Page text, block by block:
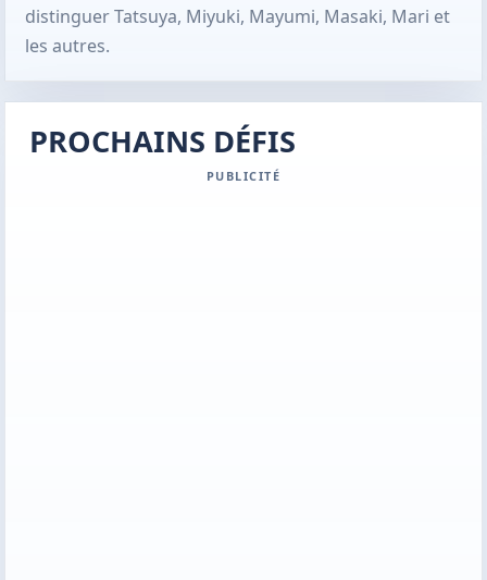
distinguer Tatsuya, Miyuki, Mayumi, Masaki, Mari et
les autres.
PROCHAINS DÉFIS
PUBLICITÉ